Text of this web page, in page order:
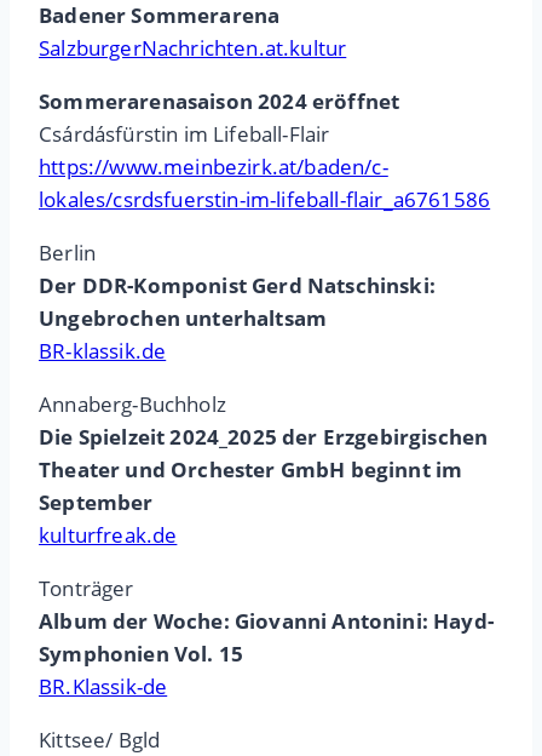
Badener Sommerarena
SalzburgerNachrichten.at.kultur
Sommerarenasaison 2024 eröffnet
Csárdásfürstin im Lifeball-Flair
https://www.meinbezirk.at/baden/c-
lokales/csrdsfuerstin-im-lifeball-flair_a6761586
Berlin
Der DDR-Komponist Gerd Natschinski:
Ungebrochen unterhaltsam
BR-klassik.de
Annaberg-Buchholz
Die Spielzeit 2024_2025 der Erzgebirgischen
Theater und Orchester GmbH beginnt im
September
kulturfreak.de
Tonträger
Album der Woche: Giovanni Antonini: Hayd-
Symphonien Vol. 15
BR.Klassik-de
Kittsee/ Bgld